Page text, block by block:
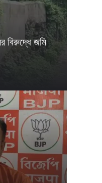
বিরুদ্ধে জমি